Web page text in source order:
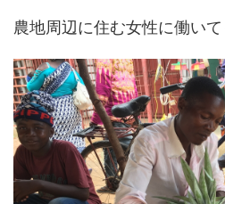
農地周辺に住む女性に働いて